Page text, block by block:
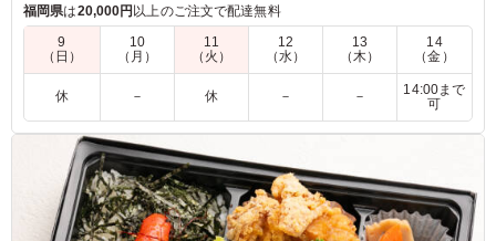
4.5
とにかくメインのおかずがとても美味しかったです。副菜
も綺麗な彩りで上品な味付けでした。また二段膳というと
ころもワクワク感も増してよかったです。他の種類も試し
てみたいです。
ご利用シーン：懇親会 ›懇親会
福岡県福岡市博多区博多駅南2025/11/16
福岡県は20,000円以上のご注文で配達無料
9
（日）
10
（月）
11
（火）
12
（水）
13
（木）
14
（金）
休 － 休 － －
14:00まで
可